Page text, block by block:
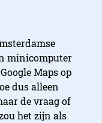
minicomputer
Maps op
dus alleen
de vraag of
het zijn als